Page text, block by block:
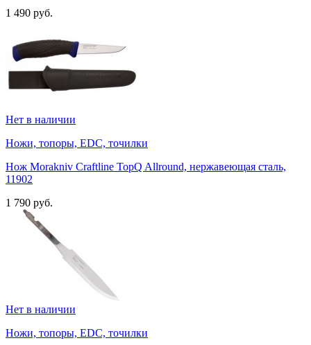
1 490 руб.
Нет в наличии
Ножи, топоры, EDC, точилки
Нож Morakniv Craftline TopQ Allround, нержавеющая сталь,
11902
1 790 руб.
Нет в наличии
Ножи, топоры, EDC, точилки